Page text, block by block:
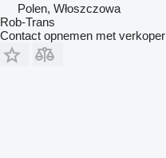
Polen, Włoszczowa
Rob-Trans
Contact opnemen met verkoper